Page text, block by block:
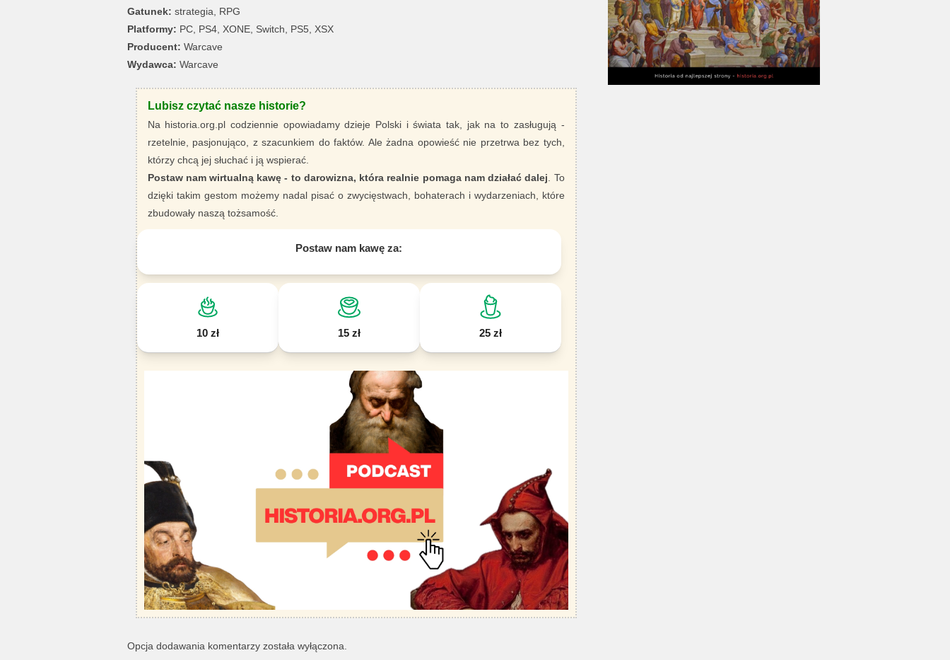
Gatunek: strategia, RPG
Platformy: PC, PS4, XONE, Switch, PS5, XSX
Producent: Warcave
Wydawca: Warcave
Lubisz czytać nasze historie?
Na historia.org.pl codziennie opowiadamy dzieje Polski i świata tak, jak na to zasługują -
rzetelnie, pasjonująco, z szacunkiem do faktów. Ale żadna opowieść nie przetrwa bez tych,
którzy chcą jej słuchać i ją wspierać.
Postaw nam wirtualną kawę - to darowizna, która realnie pomaga nam działać dalej . To
dzięki takim gestom możemy nadal pisać o zwycięstwach, bohaterach i wydarzeniach, które
zbudowały naszą tożsamość.
Postaw nam kawę za:
10 zł 15 zł 25 zł
Opcja dodawania komentarzy została wyłączona.